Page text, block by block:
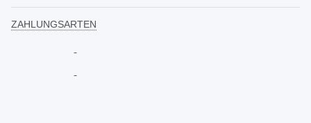
ZAHLUNGSARTEN